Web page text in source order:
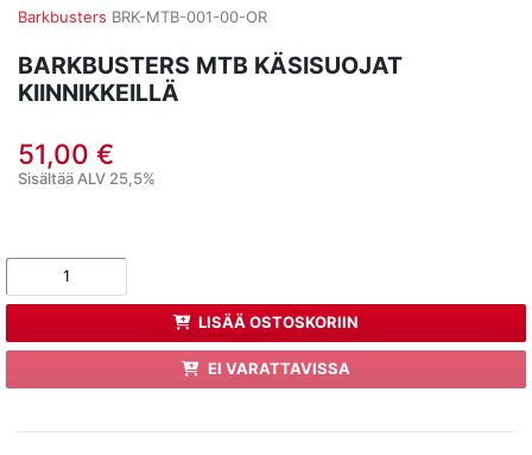
Barkbusters BRK-MTB-001-00-OR
BARKBUSTERS MTB KÄSISUOJAT
KIINNIKKEILLÄ
51,00 €
Sisältää ALV 25,5%
LISÄÄ OSTOSKORIIN
EI VARATTAVISSA